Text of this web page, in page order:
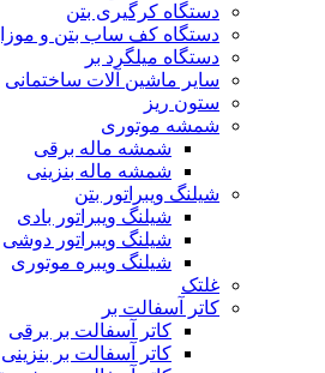
دستگاه کرگیری بتن
دستگاه کف ساب بتن و
دستگاه میلگرد بر
سایر ماشین آلات ساختمانی
ستون ریز
شمشه موتوری
شمشه ماله برقی
شمشه ماله بنزینی
شیلنگ ویبراتور بتن
شیلنگ ویبراتور بادی
شیلنگ ویبراتور دوشی
شیلنگ ویبره موتوری
غلتک
کاتر آسفالت بر
کاتر آسفالت بر برقی
کاتر آسفالت بر بنزینی